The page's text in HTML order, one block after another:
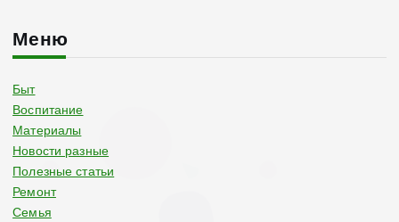
Меню
Быт
Воспитание
Материалы
Новости разные
Полезные статьи
Ремонт
Семья